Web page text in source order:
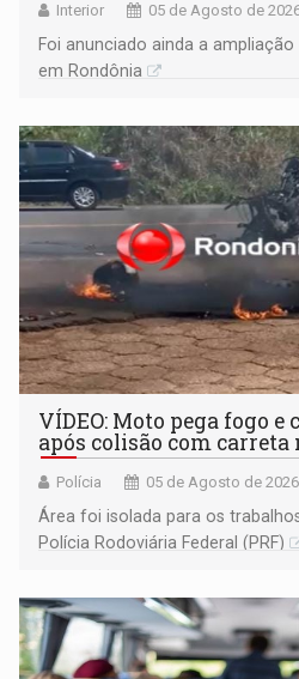
Interior 05 de Agosto de
Foi anunciado ainda a
em Rondônia
VÍDEO: Moto pega fogo
após colisão com carreta
Polícia 05 de Agosto de
Área foi isolada para os
Polícia Rodoviária Federal (PRF)